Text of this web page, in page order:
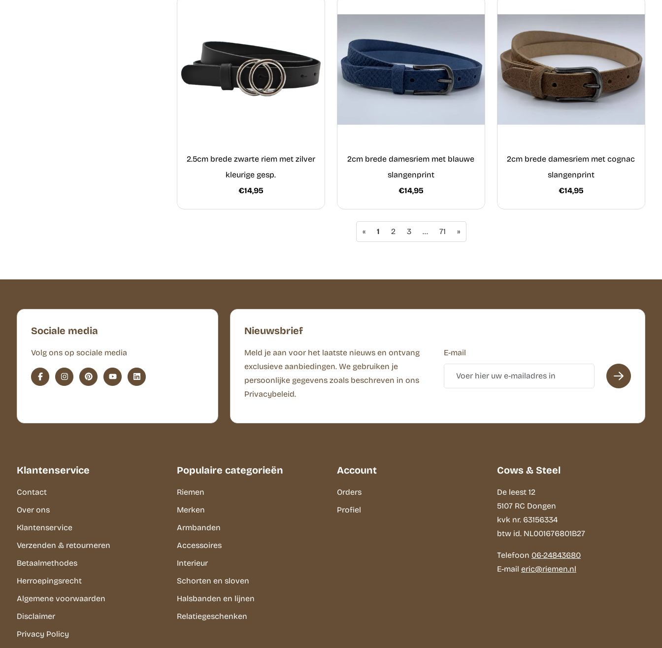
2.5cm brede zwarte riem met zilver
kleurige gesp.
€14,95
2cm brede damesriem met blauwe
slangenprint
€14,95
2cm brede damesriem met cognac
slangenprint
€14,95
« 1 2 3 … 71 »
Sociale media
Volg ons op sociale media
Nieuwsbrief
Meld je aan voor het laatste nieuws en ontvang
exclusieve aanbiedingen. We gebruiken je
persoonlijke gegevens zoals beschreven in ons
Privacybeleid.
E-mail
Klantenservice
Contact
Over ons
Klantenservice
Verzenden & retourneren
Betaalmethodes
Herroepingsrecht
Algemene voorwaarden
Disclaimer
Privacy Policy
Populaire categorieën
Riemen
Merken
Armbanden
Accessoires
Interieur
Schorten en sloven
Halsbanden en lijnen
Relatiegeschenken
Account
Orders
Profiel
Cows & Steel
De leest 12
5107 RC Dongen
kvk nr. 63156334
btw id. NL001676801B27
Telefoon 06-24843680
E-mail eric@riemen.nl